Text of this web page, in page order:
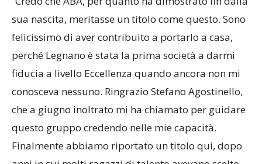
“Credo che ABA, per quanto ha dimostrato fin dalla
sua nascita, meritasse un titolo come questo. Sono
felicissimo di aver contribuito a portarlo a casa,
perché Legnano è stata la prima società a darmi
fiducia a livello Eccellenza quando ancora non mi
conosceva nessuno. Ringrazio Stefano Agostinello,
che a giugno inoltrato mi ha chiamato per guidare
questo gruppo credendo nelle mie capacità.
Finalmente abbiamo riportato un titolo qui, dopo